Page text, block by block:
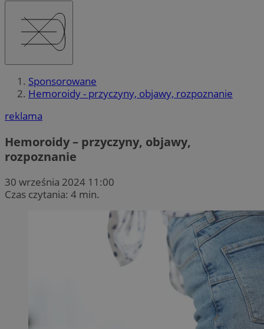
Sponsorowane
Hemoroidy - przyczyny, objawy, rozpoznanie
reklama
Hemoroidy – przyczyny, objawy,
rozpoznanie
30 września 2024 11:00
Czas czytania: 4 min.